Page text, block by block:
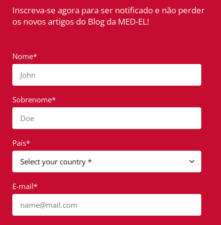
Inscreva-se agora para ser notificado e não perder
os novos artigos do Blog da MED-EL!
Nome*
John
Sobrenome*
Doe
País*
E-mail*
name@mail.com